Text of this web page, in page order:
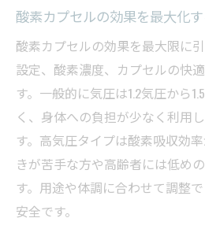
ポイント
酸素カプセル使用時
酸素カプセルの気圧が
酸素カプセルの欠点と
酸素カプセル利用時の
ト
酸素カプセル寿命が縮
自宅導入向け酸素カプセ
底解説
酸素カプセルの効果を最大化
酸素カプセルの効果を最大限に
設定、酸素濃度、カプセルの快
す。一般的に気圧は1.2気圧から
く、身体への負担が少なく利用
す。高気圧タイプは酸素吸収効
きが苦手な方や高齢者には低め
す。用途や体調に合わせて調整
安全です。